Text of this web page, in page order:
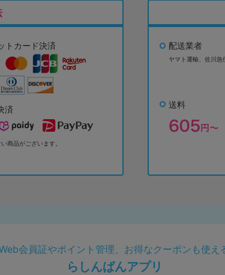
トカード決済
済
商品がございます。
配送業者
ヤマト運輸、佐川急
送料
会員証やポイント管理、お得なクーポンも使え
らしんばんアプリ